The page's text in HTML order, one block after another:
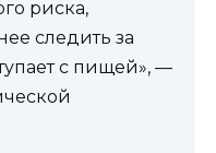
риска,
следить за
с пищей», —